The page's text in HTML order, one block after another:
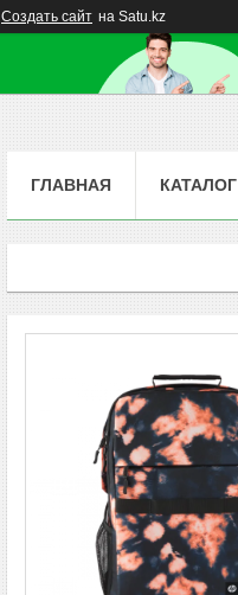
Создать сайт на Satu.kz
ГЛАВНАЯ КАТАЛОГ